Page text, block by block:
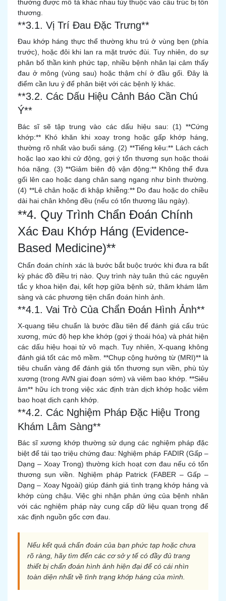
thường được mô tả khác nhau tùy thuộc vào cấu trúc bị tổn
thương.
**3.1. Vị Trí Đau Đặc Trưng**
Đau khớp háng thực thể thường khu trú ở vùng bẹn (phía
trước), hoặc đôi khi lan ra mặt trước đùi. Tuy nhiên, do sự
phân bố thần kinh phức tạp, nhiều bệnh nhân lại cảm thấy
đau ở mông (vùng sau) hoặc thậm chí ở đầu gối. Đây là
điểm cần lưu ý để phân biệt với các bệnh lý khác.
**3.2. Các Dấu Hiệu Cảnh Báo Cần Chú
Ý**
Bác sĩ sẽ tập trung vào các dấu hiệu sau: (1) **Cứng
khớp:** Khó khăn khi xoay trong hoặc gấp khớp háng,
thường rõ nhất vào buổi sáng. (2) **Tiếng kêu:** Lách cách
hoặc lạo xạo khi cử động, gợi ý tổn thương sụn hoặc thoái
hóa nặng. (3) **Giảm biên độ vận động:** Không thể đưa
gối lên cao hoặc dạng chân sang ngang như bình thường.
(4) **Lê chân hoặc đi khập khiễng:** Do đau hoặc do chiều
dài hai chân không đều (nếu có tổn thương lâu ngày).
**4. Quy Trình Chẩn Đoán Chính
Xác Đau Khớp Háng (Evidence-
Based Medicine)**
Chẩn đoán chính xác là bước bắt buộc trước khi đưa ra bất
kỳ phác đồ điều trị nào. Quy trình này tuân thủ các nguyên
tắc y khoa hiện đại, kết hợp giữa bệnh sử, thăm khám lâm
sàng và các phương tiện chẩn đoán hình ảnh.
**4.1. Vai Trò Của Chẩn Đoán Hình Ảnh**
X-quang tiêu chuẩn là bước đầu tiên để đánh giá cấu trúc
xương, mức độ hẹp khe khớp (gợi ý thoái hóa) và phát hiện
các dấu hiệu hoại tử vô mạch. Tuy nhiên, X-quang không
đánh giá tốt các mô mềm. **Chụp cộng hưởng từ (MRI)** là
tiêu chuẩn vàng để đánh giá tổn thương sụn viền, phù tủy
xương (trong AVN giai đoạn sớm) và viêm bao khớp. **Siêu
âm** hữu ích trong việc xác định tràn dịch khớp hoặc viêm
bao hoạt dịch cạnh khớp.
**4.2. Các Nghiệm Pháp Đặc Hiệu Trong
Khám Lâm Sàng**
Bác sĩ xương khớp thường sử dụng các nghiệm pháp đặc
biệt để tái tạo triệu chứng đau: Nghiệm pháp FADIR (Gấp –
Dạng – Xoay Trong) thường kích hoạt cơn đau nếu có tổn
thương sụn viền. Nghiệm pháp Patrick (FABER – Gấp –
Dạng – Xoay Ngoài) giúp đánh giá tình trạng khớp háng và
khớp cùng chậu. Việc ghi nhận phản ứng của bệnh nhân
với các nghiệm pháp này cung cấp dữ liệu quan trọng để
xác định nguồn gốc cơn đau.
Nếu kết quả chẩn đoán của bạn phức tạp hoặc chưa
rõ ràng, hãy tìm đến các cơ sở y tế có đầy đủ trang
thiết bị chẩn đoán hình ảnh hiện đại để có cái nhìn
toàn diện nhất về tình trạng khớp háng của mình.